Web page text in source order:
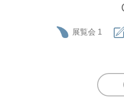
展覧会 1